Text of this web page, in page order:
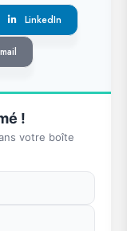
LinkedIn
!
votre boîte